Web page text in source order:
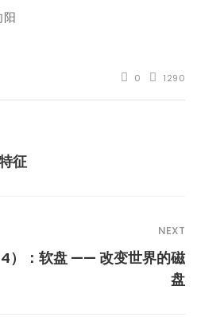
阳
0 1290
征
NEXT
4）：软盘 —— 改变世界的磁
盘